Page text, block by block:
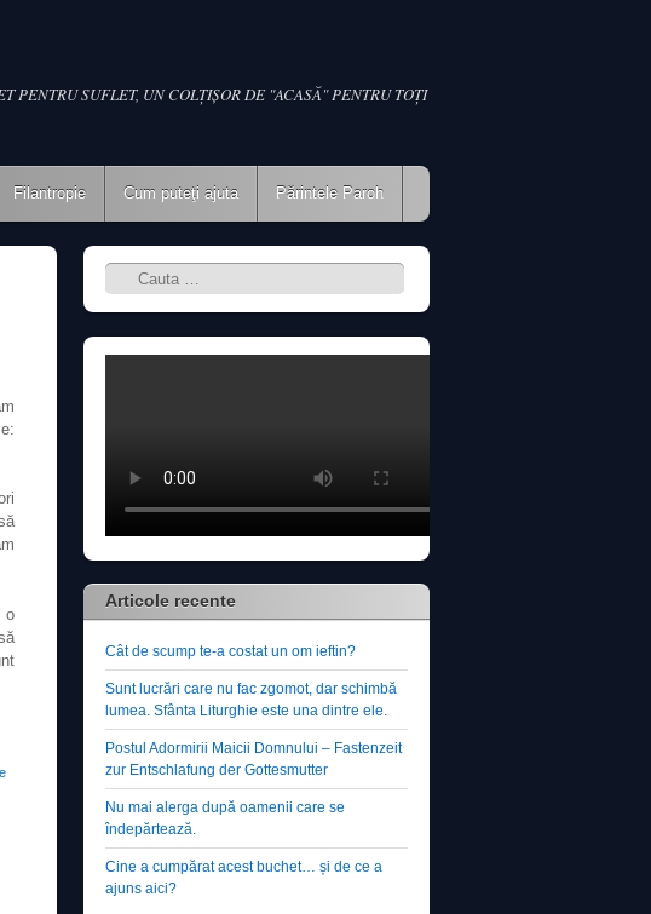
PENTRU SUFLET, UN COLŢIŞOR DE "ACASĂ" PENTRU TOŢI
Filantropie Cum puteţi ajuta Părintele Paroh
o
Search
Articole recente
Cât de scump te-a costat un om ieftin?
Sunt lucrări care nu fac zgomot, dar schimbă
lumea. Sfânta Liturghie este una dintre ele.
Postul Adormirii Maicii Domnului – Fastenzeit
zur Entschlafung der Gottesmutter
Nu mai alerga după oamenii care se
îndepărtează.
Cine a cumpărat acest buchet… și de ce a
ajuns aici?